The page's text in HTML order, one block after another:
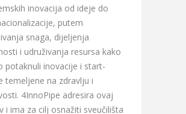
inovacija od ideje do
putem
snaga, dijeljenja
i udruživanja resursa kako
potaknuli inovacije i start-
temeljene na zdravlju i
4InnoPipe adresira ovaj
i ima za cilj osnažiti sveučilišta